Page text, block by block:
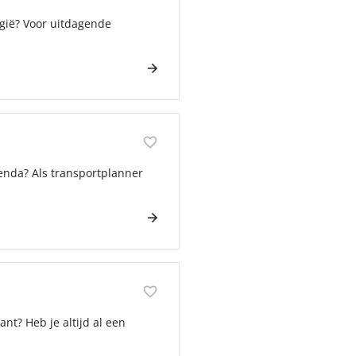
Voor uitdagende
Als transportplanner
Heb je altijd al een